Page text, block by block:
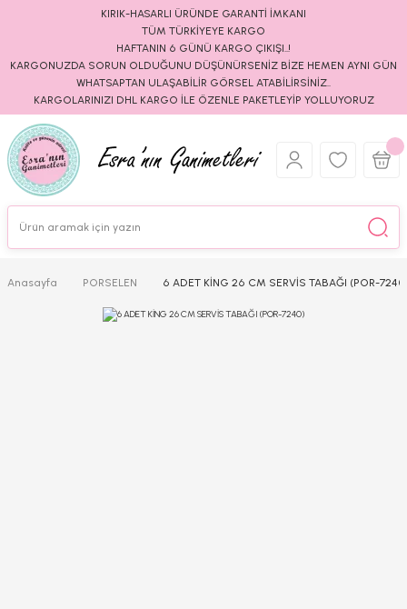
KIRIK-HASARLI ÜRÜNDE GARANTİ İMKANI
TÜM TÜRKİYEYE KARGO
HAFTANIN 6 GÜNÜ KARGO ÇIKIŞI..!
KARGONUZDA SORUN OLDUĞUNU DÜŞÜNÜRSENİZ BİZE HEMEN AYNI GÜN
WHATSAPTAN ULAŞABİLİR GÖRSEL ATABİLİRSİNİZ..
KARGOLARINIZI DHL KARGO İLE ÖZENLE PAKETLEYİP YOLLUYORUZ
Anasayfa PORSELEN 6 ADET KİNG 26 CM SERVİS TABAĞI (POR-